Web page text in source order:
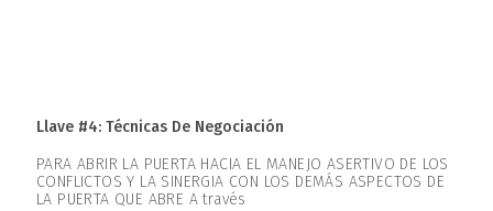
Llave #4: Técnicas De Negociación
PARA ABRIR LA PUERTA HACIA EL MANEJO ASERTIVO DE LOS
CONFLICTOS Y LA SINERGIA CON LOS DEMÁS ASPECTOS DE
LA PUERTA QUE ABRE A través